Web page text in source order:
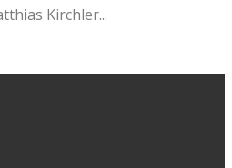
Kirchler...